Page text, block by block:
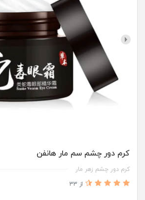
کرم دور چشم سم مار هانفن
کرم دور چشم زهر مار
از 33